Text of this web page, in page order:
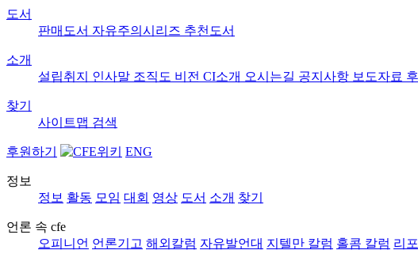
도서
판매도서 자유주의시리즈 추천도서
소개
설립취지 인사말 조직도 비전 CI소개 오시는길 공지사항 보도자료
찾기
사이트맵 검색
후원하기 ENG
정보
정보 활동 모임 대회 영상 도서 소개 찾기
언론 속 cfe
오피니언 언론기고 해외칼럼 자유발언대 지텔만 칼럼 홀콤 칼럼 리